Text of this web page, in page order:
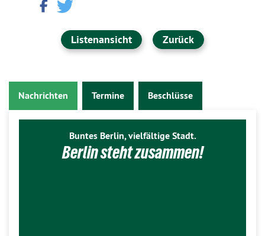
Listenansicht Zurück
Nachrichten Termine Beschlüsse
Buntes Berlin, vielfältige Stadt.
Berlin steht zusammen!